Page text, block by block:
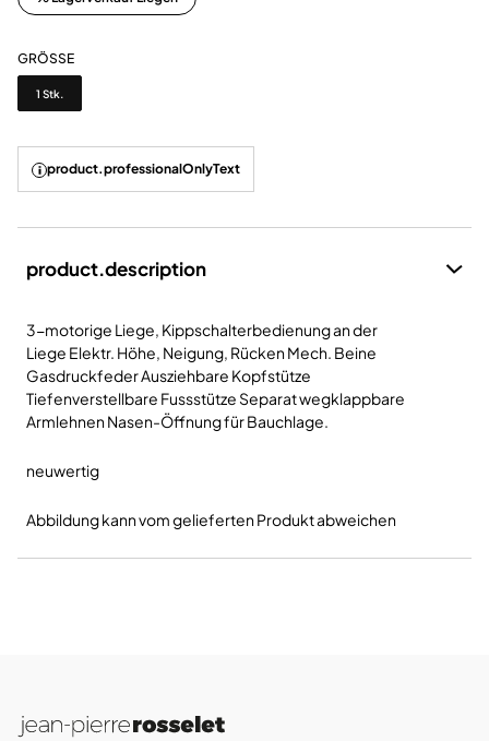
GRÖSSE
Grösse
1 Stk.
product.professionalOnlyText
product.description
3-motorige Liege, Kippschalterbedienung an der
Liege Elektr. Höhe, Neigung, Rücken Mech. Beine
Gasdruckfeder Ausziehbare Kopfstütze
Tiefenverstellbare Fussstütze Separat wegklappbare
Armlehnen Nasen-Öffnung für Bauchlage.
neuwertig
Abbildung kann vom gelieferten Produkt abweichen